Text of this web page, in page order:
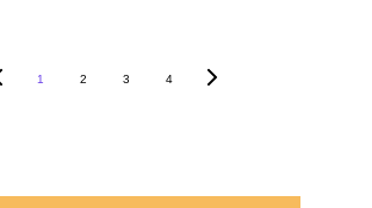
1 2 3 4